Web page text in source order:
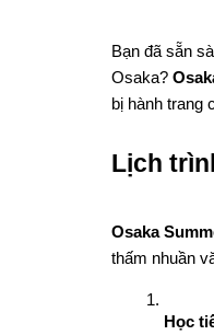
Bạn đã sẵn
Osaka?
bị hành trang
Lịch
Osaka
thấm nhuần
Học